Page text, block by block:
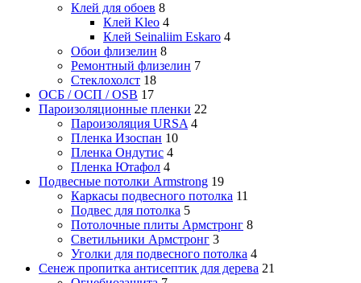
Клей для обоев 8
Клей Kleo 4
Клей Seinaliim Eskaro 4
Обои флизелин 8
Ремонтный флизелин 7
Стеклохолст 18
ОСБ / ОСП / OSB 17
Пароизоляционные пленки 22
Пароизоляция URSA 4
Пленка Изоспан 10
Пленка Ондутис 4
Пленка Ютафол 4
Подвесные потолки Armstrong 19
Каркасы подвесного потолка 11
Подвес для потолка 5
Потолочные плиты Армстронг 8
Светильники Армстронг 3
Уголки для подвесного потолка 4
Сенеж пропитка антисептик для дерева 21